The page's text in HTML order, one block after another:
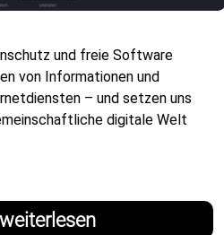
und freie Software
von Informationen und
– und setzen uns
digitale Welt